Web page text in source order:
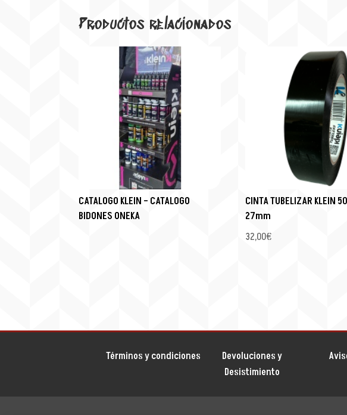
Productos relacionados
CATALOGO KLEIN – CATALOGO
BIDONES ONEKA
CINTA TUBELIZAR KLEIN
27mm
32,00€
Términos y condiciones
Devoluciones y
Desistimiento